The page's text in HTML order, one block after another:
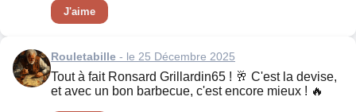
J'aime
Rouletabille - le 25 Décembre 2025
Tout à fait Ronsard Grillardin65 ! 🥂 C'est la devise,
et avec un bon barbecue, c'est encore mieux ! 🔥